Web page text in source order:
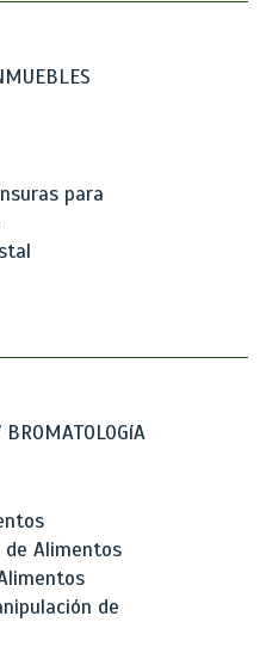
para
de Alimentos
de